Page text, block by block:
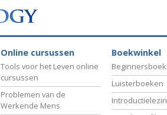
Online cursussen
Tools voor het Leven online
cursussen
Problemen van de
Werkende Mens
Boekwinkel
Luisterboeken